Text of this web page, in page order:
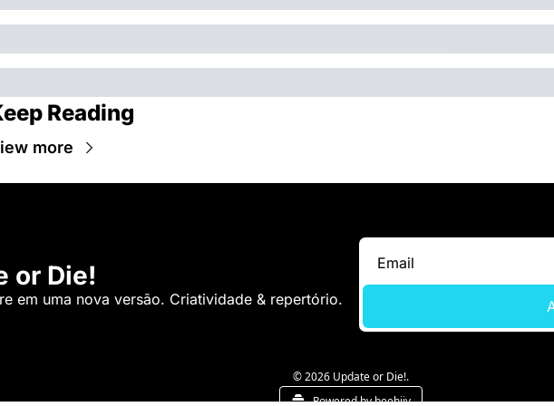
Reading
more
or Die!
em uma nova versão. Criatividade & repertório.
© 2026 Update or Die!.
Powered by beehiiv